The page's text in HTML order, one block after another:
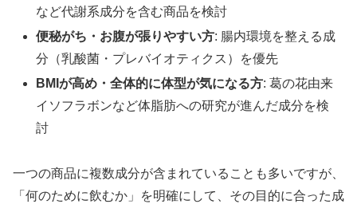
など代謝系成分を含む商品を検討
便秘がち・お腹が張りやすい方: 腸内環境を整える成
分（乳酸菌・プレバイオティクス）を優先
BMIが高め・全体的に体型が気になる方: 葛の花由来
イソフラボンなど体脂肪への研究が進んだ成分を検
討
一つの商品に複数成分が含まれていることも多いですが、
「何のために飲むか」を明確にして、その目的に合った成